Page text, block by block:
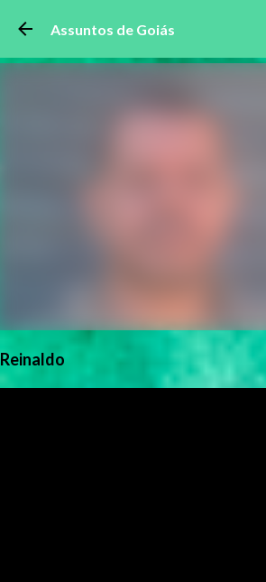
Pular para o conteúdo
Assuntos de Goiás
Reinaldo